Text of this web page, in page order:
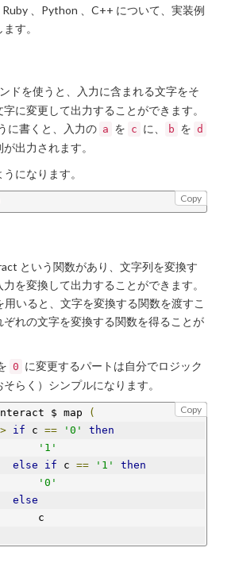
Ruby 、Python 、C++ について、実装例
す。
ドを使うと、入力に含まれる文字をそ
に変更して出力することができます。
に書くと、入力の a を c に、 b を d
出力されます。
になります。
Copy
という関数があり、文字列を変換す
を変換して出力することができます。
用いると、文字を変換する関数を渡すこ
ぞれの文字を変換する関数を得ることが
0 に変更するパートは自分でロジック
らく）シンプルになります。
Copy
$ map
(
if c == '0'
then
'1'
else
if c == '1'
then
'0'
else
              c